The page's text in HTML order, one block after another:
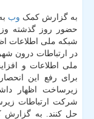
به گزارش کمک وب
حضور روز گذشته
شبکه ملی اطلاعات
در ارتباطات درون
ملی اطلاعات و
برای رفع این
زیرساخت اظهار
شرکت ارتباطات
حل کنند. به گزارش